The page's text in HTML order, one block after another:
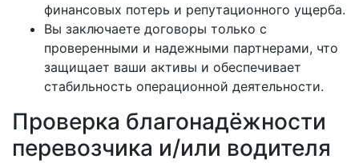
финансовых потерь и репутационного ущерба.
Вы заключаете договоры только с
проверенными и надежными партнерами, что
защищает ваши активы и обеспечивает
стабильность операционной деятельности.
Проверка благонадёжности
перевозчика и/или водителя